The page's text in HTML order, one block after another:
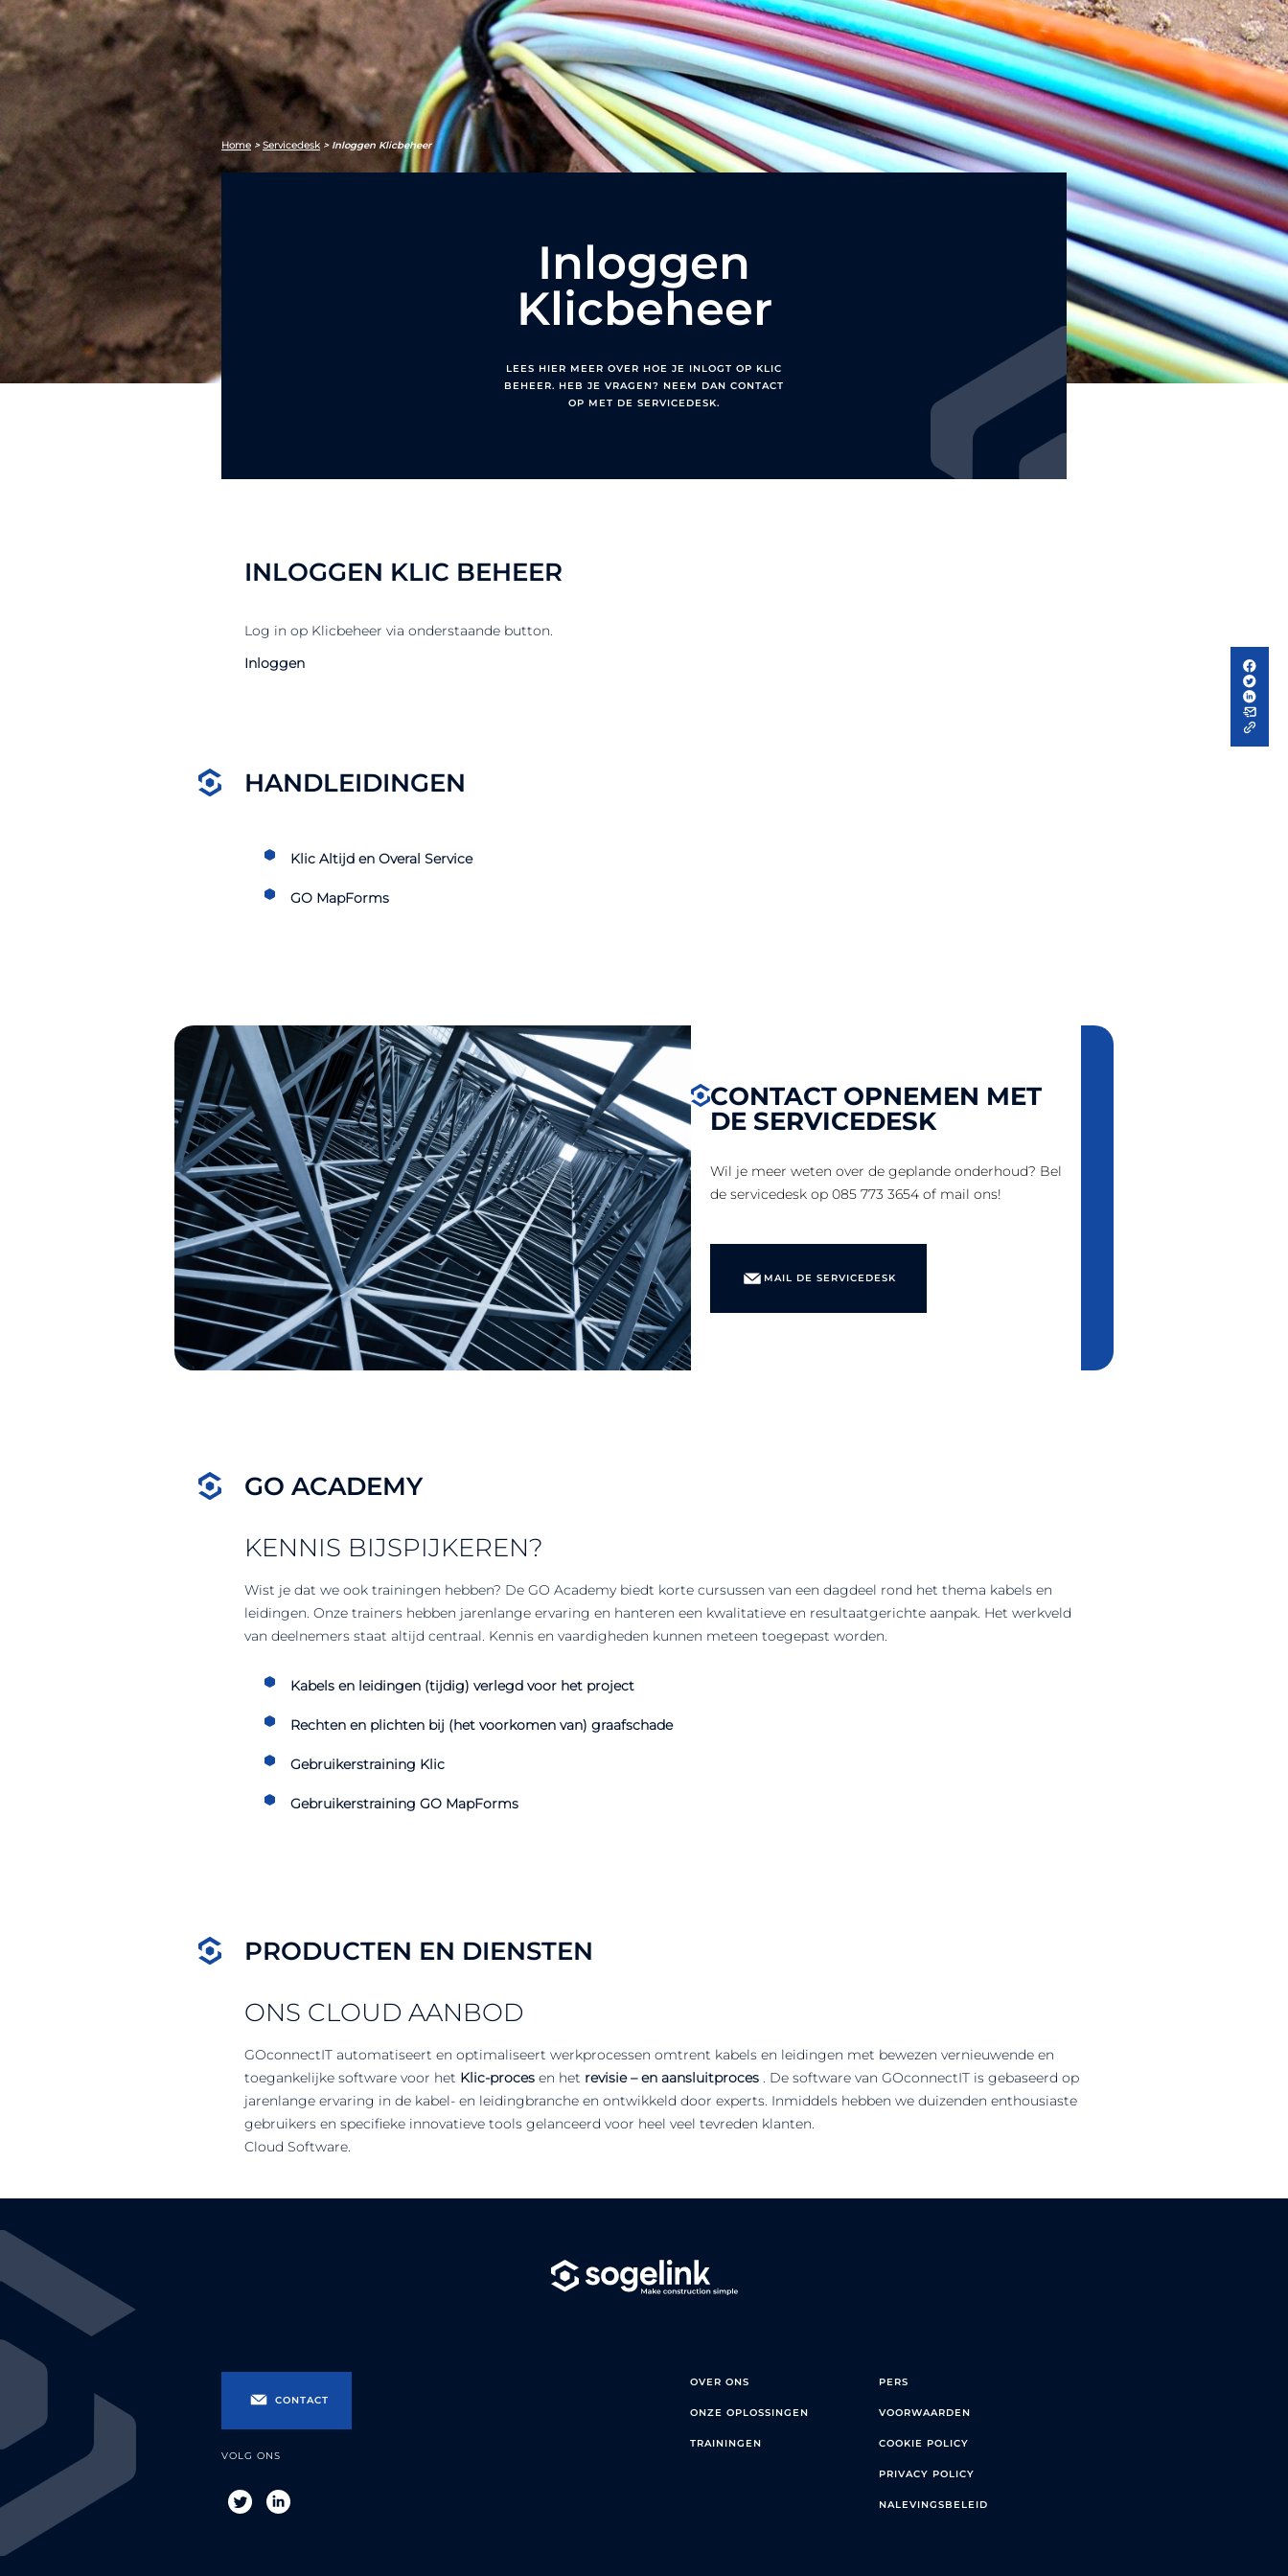
Home > Servicedesk > Inloggen Klicbeheer
Inloggen
Klicbeheer
LEES HIER MEER OVER HOE JE INLOGT OP KLIC
BEHEER. HEB JE VRAGEN? NEEM DAN CONTACT
OP MET DE SERVICEDESK.
INLOGGEN KLIC BEHEER
Log in op Klicbeheer via onderstaande button.
Inloggen
HANDLEIDINGEN
Klic Altijd en Overal Service
GO MapForms
CONTACT OPNEMEN MET
DE SERVICEDESK
Wil je meer weten over de geplande onderhoud? Bel
de servicedesk op 085 773 3654 of mail ons!
MAIL DE SERVICEDESK
GO ACADEMY
KENNIS BIJSPIJKEREN?
Wist je dat we ook trainingen hebben? De GO Academy biedt korte cursussen van een dagdeel rond het thema kabels en
leidingen. Onze trainers hebben jarenlange ervaring en hanteren een kwalitatieve en resultaatgerichte aanpak. Het werkveld
van deelnemers staat altijd centraal. Kennis en vaardigheden kunnen meteen toegepast worden.
Kabels en leidingen (tijdig) verlegd voor het project
Rechten en plichten bij (het voorkomen van) graafschade
Gebruikerstraining Klic
Gebruikerstraining GO MapForms
PRODUCTEN EN DIENSTEN
ONS CLOUD AANBOD
GOconnectIT automatiseert en optimaliseert werkprocessen omtrent kabels en leidingen met bewezen vernieuwende en
toegankelijke software voor het Klic-proces en het revisie – en aansluitproces . De software van GOconnectIT is gebaseerd op
jarenlange ervaring in de kabel- en leidingbranche en ontwikkeld door experts. Inmiddels hebben we duizenden enthousiaste
gebruikers en specifieke innovatieve tools gelanceerd voor heel veel tevreden klanten.
Cloud Software.
CONTACT
VOLG ONS
OVER ONS
ONZE OPLOSSINGEN
TRAININGEN
PERS
VOORWAARDEN
COOKIE POLICY
PRIVACY POLICY
NALEVINGSBELEID